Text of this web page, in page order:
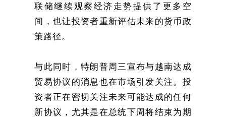
联储继续观察经济走势提供了更多空
间，也让投资者重新评估未来的货币政
策路径。
与此同时，特朗普周三宣布与越南达成
贸易协议的消息也在市场引发关注。投
资者正在密切关注未来可能达成的任何
新协议，尤其是在总统下周将结束为期